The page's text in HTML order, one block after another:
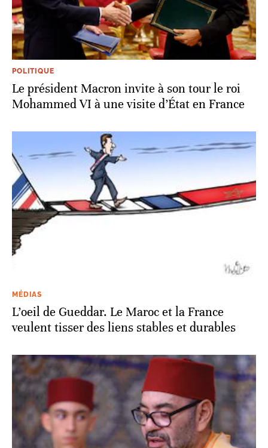
POLITIQUE
Le président Macron invite à son tour le roi
Mohammed VI à une visite d’État en France
MÉDIAS
L’oeil de Gueddar. Le Maroc et la France
veulent tisser des liens stables et durables